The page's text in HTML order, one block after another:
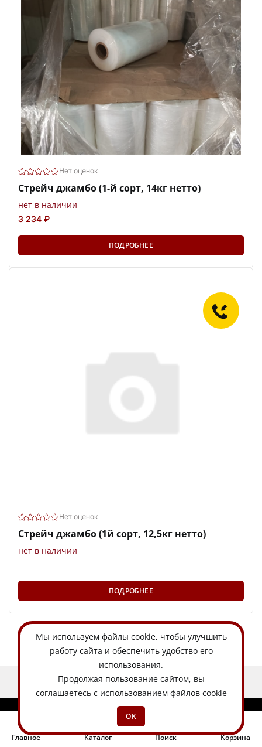
Главное Каталог Поиск Корзина
Нет оценок
Стрейч джамбо (1-й сорт, 14кг нетто)
нет в наличии
3 234 ₽
ПОДРОБНЕЕ
Нет оценок
Стрейч джамбо (1й сорт, 12,5кг нетто)
нет в наличии
ПОДРОБНЕЕ
ЕСТЬ ИДЕЯ?
Мы используем файлы cookie, чтобы улучшить
работу сайта и обеспечить удобство его
использования.
Продолжая пользование сайтом, вы
соглашаетесь с использованием файлов cookie
OK